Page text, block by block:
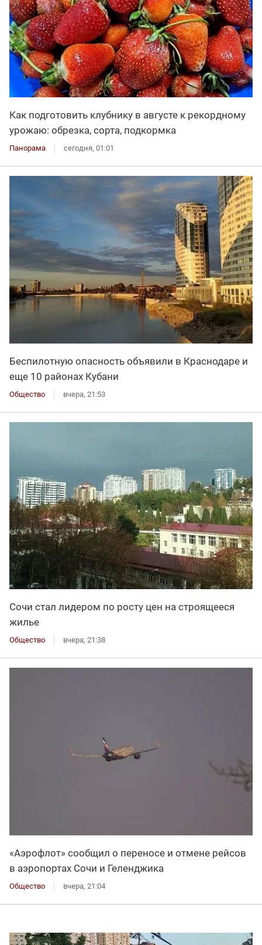
Как подготовить клубнику в августе к рекордному
урожаю: обрезка, сорта, подкормка
Панорама сегодня, 01:01
Беспилотную опасность объявили в Краснодаре и
еще 10 районах Кубани
Общество вчера, 21:53
Сочи стал лидером по росту цен на строящееся
жилье
Общество вчера, 21:38
«Аэрофлот» сообщил о переносе и отмене рейсов
в аэропортах Сочи и Геленджика
Общество вчера, 21:04